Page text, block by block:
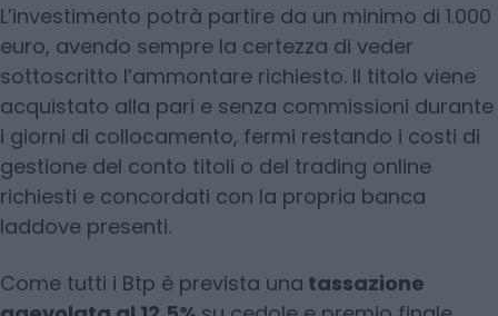
L’investimento potrà partire da un minimo di 1.000
euro, avendo sempre la certezza di veder
sottoscritto l’ammontare richiesto. Il titolo viene
acquistato alla pari e senza commissioni durante
i giorni di collocamento, fermi restando i costi di
gestione del conto titoli o del trading online
richiesti e concordati con la propria banca
laddove presenti.
Come tutti i Btp è prevista una tassazione